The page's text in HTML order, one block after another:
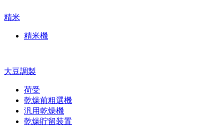
精米
精米機
大豆調製
荷受
乾燥前粗選機
汎用乾燥機
乾燥貯留装置